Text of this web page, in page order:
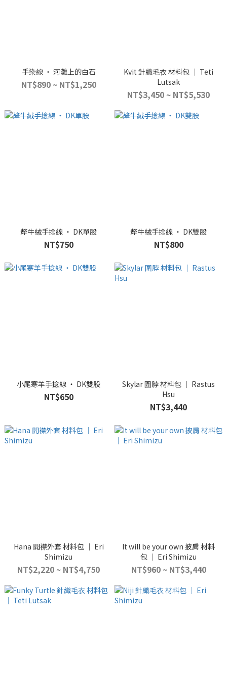
手染線 ‧ 河灘上的白石
NT$890 ~ NT$1,250
Kvit 針織毛衣 材料包 ｜ Teti
Lutsak
NT$3,450 ~ NT$5,530
犛牛絨手捻線 ‧ DK單股
NT$750
犛牛絨手捻線 ‧ DK雙股
NT$800
小尾寒羊手捻線 ‧ DK雙股
NT$650
Skylar 圍脖 材料包 ｜ Rastus
Hsu
NT$3,440
Hana 開襟外套 材料包 ｜ Eri
Shimizu
NT$2,220 ~ NT$4,750
It will be your own 披肩 材料
包 ｜ Eri Shimizu
NT$960 ~ NT$3,440